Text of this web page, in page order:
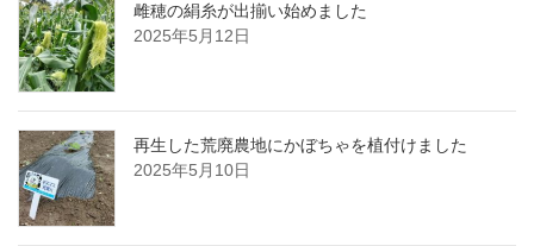
雌穂の絹糸が出揃い始めました
2025年5月12日
再生した荒廃農地にかぼちゃを植付けました
2025年5月10日